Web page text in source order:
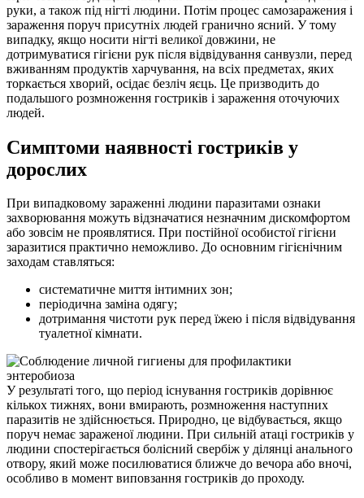
руки, а також під нігті людини. Потім процес самозаражения і
зараження поруч присутніх людей гранично ясний. У тому
випадку, якщо носити нігті великої довжини, не
дотримуватися гігієни рук після відвідування санвузли, перед
вживанням продуктів харчування, на всіх предметах, яких
торкається хворий, осідає безліч яєць. Це призводить до
подальшого розмноження гостриків і зараження оточуючих
людей.
Симптоми наявності гостриків у
дорослих
При випадковому зараженні людини паразитами ознаки
захворювання можуть відзначатися незначним дискомфортом
або зовсім не проявлятися. При постійної особистої гігієни
заразитися практично неможливо. До основним гігієнічним
заходам ставляться:
систематичне миття інтимних зон;
періодична заміна одягу;
дотримання чистоти рук перед їжею і після відвідування
туалетної кімнати.
У результаті того, що період існування гостриків дорівнює
кількох тижнях, вони вмирають, розмноження наступних
паразитів не здійснюється. Природно, це відбувається, якщо
поруч немає зараженої людини. При сильній атаці гостриків у
людини спостерігається болісний свербіж у ділянці анального
отвору, який може посилюватися ближче до вечора або вночі,
особливо в момент виповзання гостриків до проходу.